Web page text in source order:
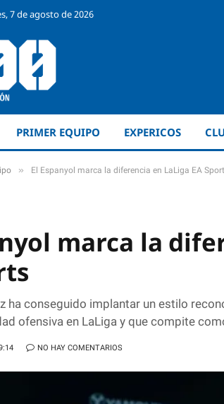
7 de agosto de 2026
PRIMER EQUIPO EXPERICOS
» El Espanyol marca la diferencia en LaLiga EA
marca la
ha conseguido implantar un estilo
ofensiva en LaLiga y que compite
NO HAY COMENTARIOS